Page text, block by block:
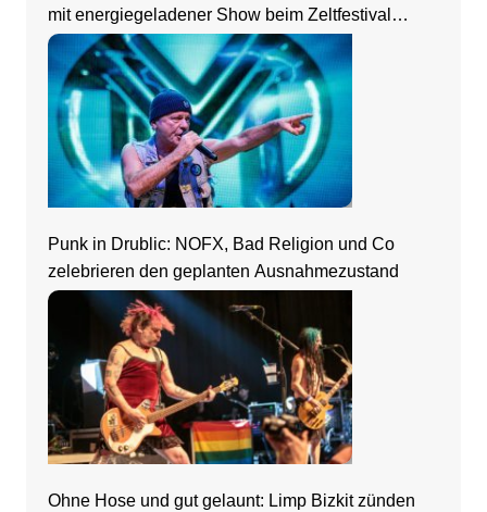
mit energiegeladener Show beim Zeltfestival
Rhein-Neckar
Punk in Drublic: NOFX, Bad Religion und Co
zelebrieren den geplanten Ausnahmezustand
Ohne Hose und gut gelaunt: Limp Bizkit zünden